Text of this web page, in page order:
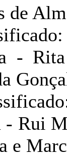
de
-
- Rui
e